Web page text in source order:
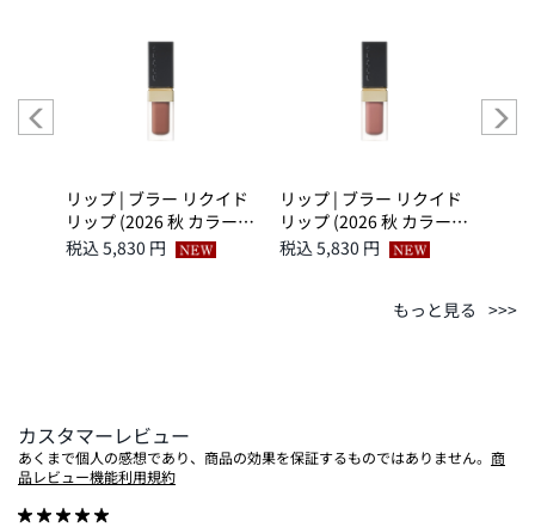
リップ | ブラー リクイド
リップ (2026 秋 カラーコ
レクション) 04 薫溺 -
税込 5,830 円
リップ | ブラー リクイド
リップ (2026 秋 カラーコ
レクション) 03 薔薇霞 -
税込 5,830 円
もっと見る
カスタマーレビュー
あくまで個人の感想であり、商品の効果を保証するものではありません。 商
品レビュー機能利用規約